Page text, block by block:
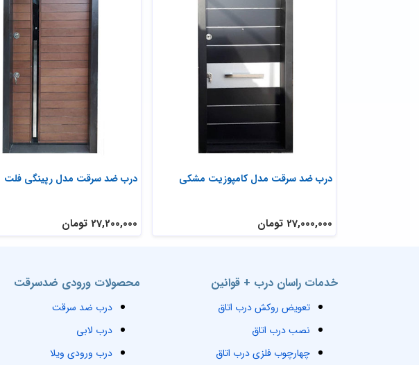
درب ضد سرقت مدل رپینگی فلت
27,200,000 تومان
درب ضد سرقت مدل کامپوزیت مشکی
27,000,000 تومان
خدمات راسان درب + قوانین
تعویض روکش درب اتاق
نصب درب اتاق
چهارچوب فلزی درب اتاق
محصولات ورودی ضدسرقت
درب ضد سرقت
درب لابی
درب ورودی ویلا